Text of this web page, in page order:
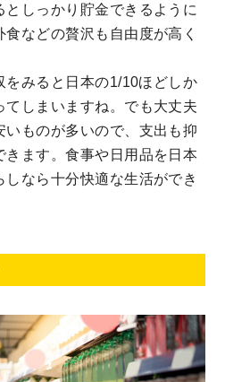
としっかり貯金できるように
などの贅沢も自由度が高く
をみると日本の1/10ほどしか
てしまいますね。でも大丈夫
いものが多いので、支出も抑
きます。食事や日用品を日本
なら十分快適な生活ができ